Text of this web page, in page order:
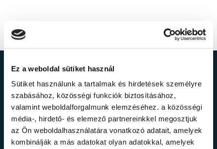
Ez a weboldal sütiket használ
Sütiket használunk a tartalmak és hirdetések személyre
szabásához, közösségi funkciók biztosításához,
valamint weboldalforgalmunk elemzéséhez. a közösségi
média-, hirdető- és elemező partnereinkkel megosztjuk
az Ön weboldalhasználatára vonatkozó adatait, amelyek
kombinálják a más adatokat olyan adatokkal, amelyek
Ne maradj le a
legfrissebb
információkról!